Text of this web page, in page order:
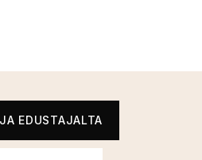
EDUSTAJALTA